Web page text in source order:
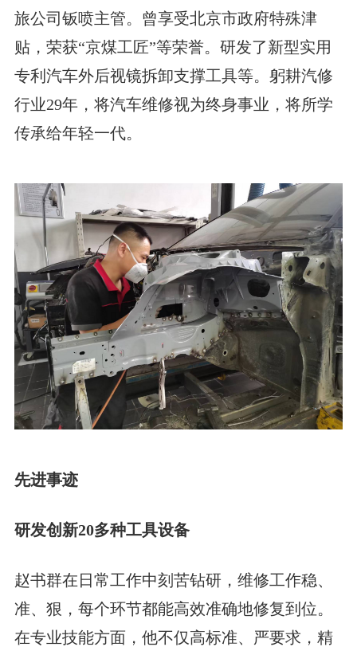
旅公司钣喷主管。曾享受北京市政府特殊津
贴，荣获“京煤工匠”等荣誉。研发了新型实用
专利汽车外后视镜拆卸支撑工具等。躬耕汽修
行业29年，将汽车维修视为终身事业，将所学
传承给年轻一代。
先进事迹
研发创新20多种工具设备
赵书群在日常工作中刻苦钻研，维修工作稳、
准、狠，每个环节都能高效准确地修复到位。
在专业技能方面，他不仅高标准、严要求，精